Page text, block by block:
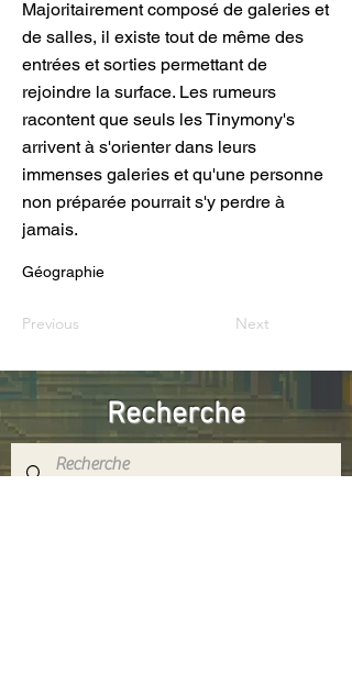
Majoritairement composé de galeries et
de salles, il existe tout de même des
entrées et sorties permettant de
rejoindre la surface. Les rumeurs
racontent que seuls les Tinymony's
arrivent à s'orienter dans leurs
immenses galeries et qu'une personne
non préparée pourrait s'y perdre à
jamais.
Géographie
Previous Next
Recherche